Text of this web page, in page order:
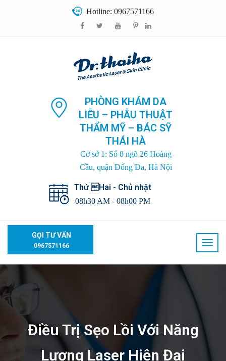
Hotline: 0967571166
PHÒNG KHÁM DA
LIỄU – PHẪU THUẬT
THẨM MỸ – BÁC SỸ
THÁI HÀ
Cơ sở 1: Số 8 ngõ 26 Hoàng
Cầu, quận Đống Đa, Hà Nội
Thứ Hai - Chủ nhật
08h30 AM - 08h00 PM
GỌI TƯ VẤN
0967571166
Điều Trị Sẹo Lồi Với Năng
Lượng Laser Hiện Đại